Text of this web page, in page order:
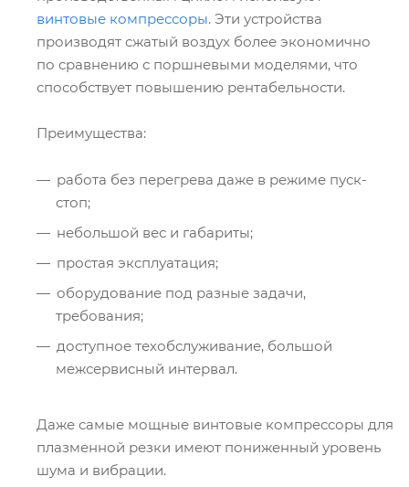
винтовые компрессоры. Эти устройства
производят сжатый воздух более экономично
по сравнению с поршневыми моделями, что
способствует повышению рентабельности.
Преимущества:
работа без перегрева даже в режиме пуск-
стоп;
небольшой вес и габариты;
простая эксплуатация;
оборудование под разные задачи,
требования;
доступное техобслуживание, большой
межсервисный интервал.
Даже самые мощные винтовые компрессоры для
плазменной резки имеют пониженный уровень
шума и вибрации.